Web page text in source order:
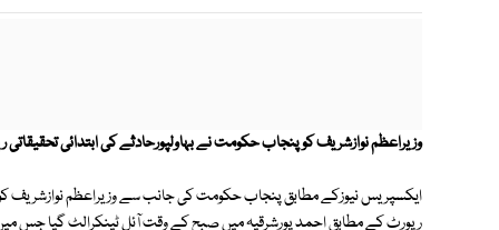
وزیراعظم نوازشریف کوپنجاب حکومت نے بہاولپورحادثے کی ابتدائی تحقیقاتی
ایکسپریس نیوزکے مطابق پنجاب حکومت کی جانب سے وزیراعظم نوازشریف